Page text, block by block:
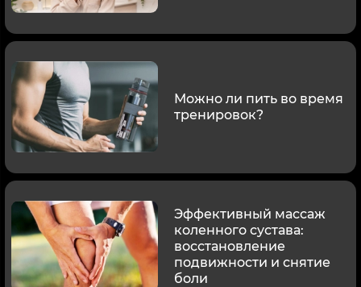
Можно ли пить во время
тренировок?
Эффективный массаж
коленного сустава:
восстановление
подвижности и снятие
боли